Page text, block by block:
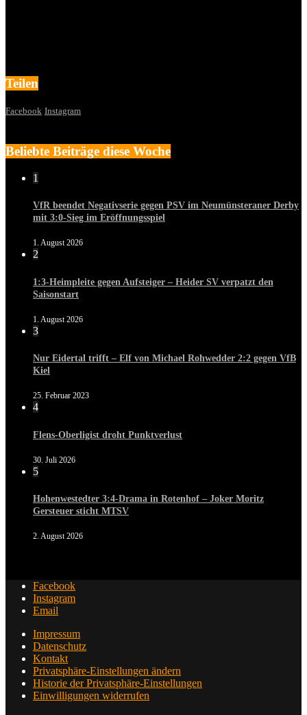
Teilen
Facebook Instagram
Beliebte Beiträge diese Woche
1
VfR beendet Negativserie gegen PSV im Neumünsteraner Derby
mit 3:0-Sieg im Eröffnungsspiel
1. August 2026
2
1:3-Heimpleite gegen Aufsteiger – Heider SV verpatzt den
Saisonstart
1. August 2026
3
Nur Eidertal trifft – Elf von Michael Rohwedder 2:2 gegen VfB
Kiel
25. Februar 2023
4
Flens-Oberligist droht Punktverlust
30. Juli 2026
5
Hohenwestedter 3:4-Drama in Rotenhof – Joker Moritz
Gersteuer sticht MTSV
2. August 2026
Facebook
Instagram
Email
Impressum
Datenschutz
Kontakt
Privatsphäre-Einstellungen ändern
Historie der Privatsphäre-Einstellungen
Einwilligungen widerrufen